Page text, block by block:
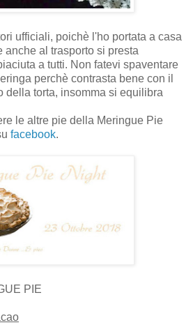
ufficiali, poichè l'ho portata a casa
anche al trasporto si presta
a tutti. Non fatevi spaventare
perchè contrasta bene con il
della torta, insomma si equilibra
le altre pie della Meringue Pie
facebook.
PIE